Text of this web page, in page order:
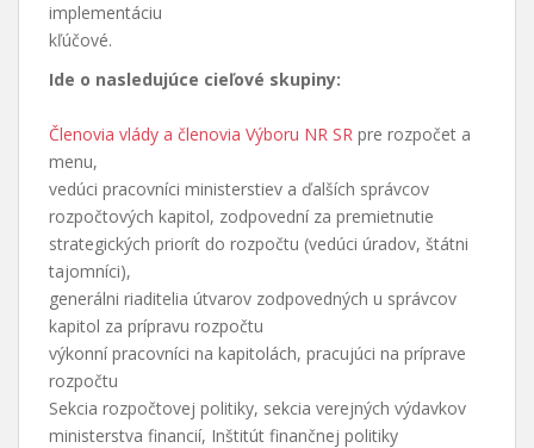
implementáciu
kľúčové.
Ide o nasledujúce cieľové skupiny:
Členovia vlády a členovia Výboru NR SR pre rozpočet a
menu,
vedúci pracovníci ministerstiev a ďalších správcov
rozpočtových kapitol, zodpovední za premietnutie
strategických priorít do rozpočtu (vedúci úradov, štátni
tajomníci),
generálni riaditelia útvarov zodpovedných u správcov
kapitol za prípravu rozpočtu
výkonní pracovníci na kapitolách, pracujúci na príprave
rozpočtu
Sekcia rozpočtovej politiky, sekcia verejných výdavkov
ministerstva financií, Inštitút finančnej politiky